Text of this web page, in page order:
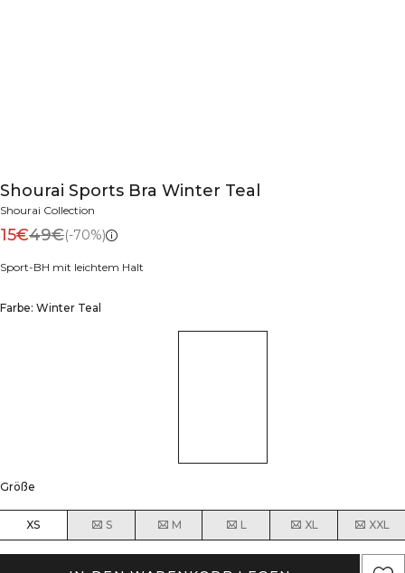
Shourai Sports Bra Winter Teal
Shourai Collection
15€49€(-70%)
Sport-BH mit leichtem Halt
Farbe: Winter Teal
Größe
XS S M L XL XXL